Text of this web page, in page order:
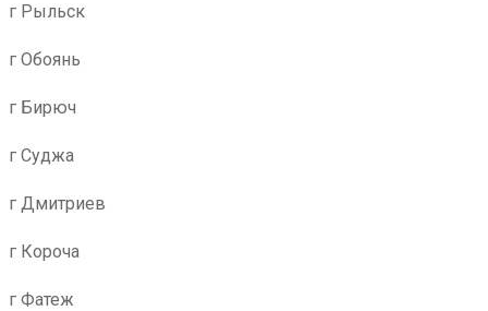
г Рыльск
г Обоянь
г Бирюч
г Суджа
г Дмитриев
г Короча
г Фатеж